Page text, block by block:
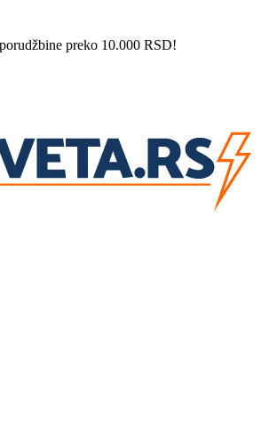
preko 10.000 RSD!